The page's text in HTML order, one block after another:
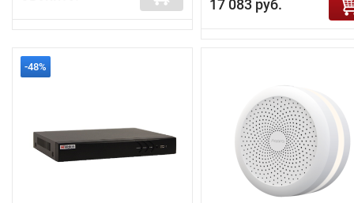
17 083 руб.
-48%